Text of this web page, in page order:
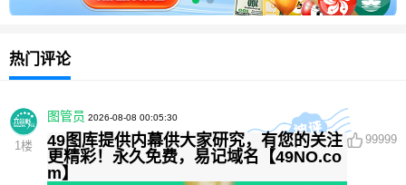
热门评论
1 楼
图管员 2026-08-08 00:05:30
49图库提供内幕供大家研究，有您的关注
更精彩！永久免费，易记域名【49NO.co
m】
99999